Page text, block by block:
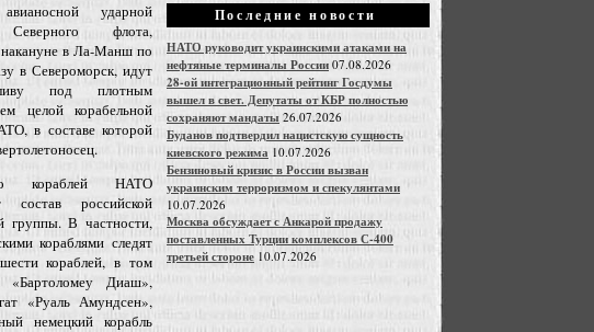
ударной
флота,
в Ла-Манш по
в Североморск, идут
под плотным
целой корабельной
в составе которой
кораблей НАТО
состав российской
группы. В частности,
кораблями следят
кораблей, в том
«Бартоломеу Диаш»,
«Руаль Амундсен»,
немецкий корабль
Последние новости
НАТО руководит украинскими атаками на
нефтяные терминалы России 07.08.2026
28-ой интеграционный рейтинг Госдумы
вышел в свет. Депутаты от КБР полностью
сохраняют мандаты 26.07.2026
Буданов подтвердил нацистскую сущность
киевского режима 10.07.2026
Бензиновый кризис в России вызван
украинским терроризмом и спекулянтами
10.07.2026
Москва обсуждает с Анкарой продажу
поставленных Турции комплексов С-400
третьей стороне 10.07.2026